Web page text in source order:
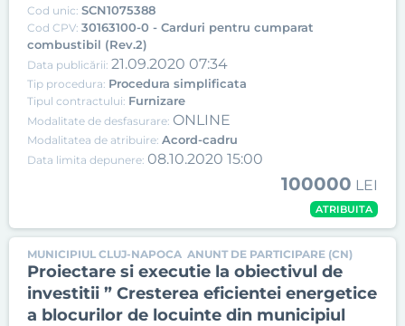
Cod unic: SCN1075388
Cod CPV: 30163100-0 - Carduri pentru cumparat
combustibil (Rev.2)
Data publicării: 21.09.2020 07:34
Tip procedura: Procedura simplificata
Tipul contractului: Furnizare
Modalitate de desfasurare: ONLINE
Modalitatea de atribuire: Acord-cadru
Data limita depunere: 08.10.2020 15:00
100000 LEI
ATRIBUITA
MUNICIPIUL CLUJ-NAPOCA ANUNT DE PARTICIPARE (CN)
Proiectare si executie la obiectivul de
investitii ” Cresterea eficientei energetice
a blocurilor de locuinte din municipiul